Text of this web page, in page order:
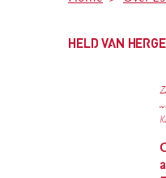
kleding
HELD VAN